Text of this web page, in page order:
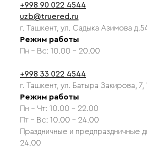
+998 90 022 4544
uzb@truered.ru
г. Ташкент, ул. Садыка Азимова
Режим работы
Пн - Вс: 10.00 - 20.00
+998 33 022 4544
г. Ташкент, ул. Батыра Закирова, 7,
Режим работы
Пн - Чт: 10.00 - 22.00
Пт - Вс: 10.00 - 24.00
Праздничные и предпраздничные
24.00